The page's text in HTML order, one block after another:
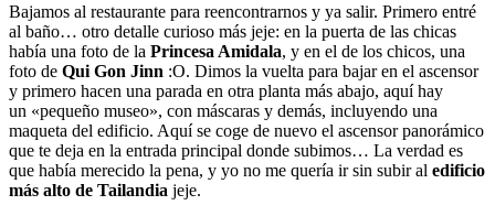
Bajamos al restaurante para reencontrarnos y ya salir. Primero entré
al baño… otro detalle curioso más jeje: en la puerta de las chicas
había una foto de la Princesa Amidala, y en el de los chicos, una
foto de Qui Gon Jinn :O. Dimos la vuelta para bajar en el ascensor
y primero hacen una parada en otra planta más abajo, aquí hay
un «pequeño museo», con máscaras y demás, incluyendo una
maqueta del edificio. Aquí se coge de nuevo el ascensor panorámico
que te deja en la entrada principal donde subimos… La verdad es
que había merecido la pena, y yo no me quería ir sin subir al edificio
más alto de Tailandia jeje.